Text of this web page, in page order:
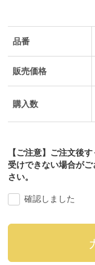
品番
販売価格
購入数
【ご注意】ご注文後
受けできない場合が
さい。
確認しました